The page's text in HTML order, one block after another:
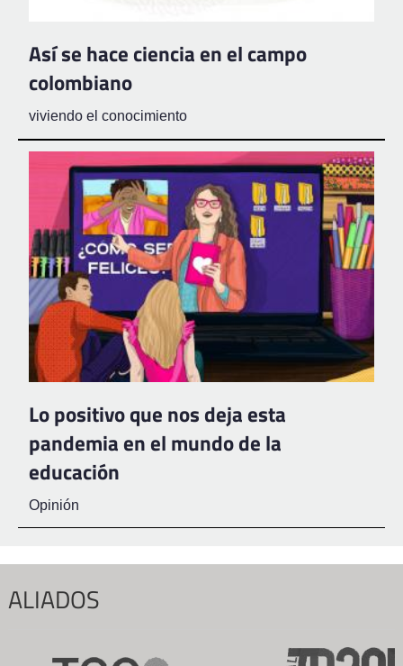
Así se hace ciencia en el campo
colombiano
viviendo el conocimiento
Lo positivo que nos deja esta
pandemia en el mundo de la
educación
Opinión
ALIADOS